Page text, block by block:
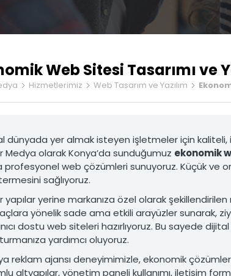
ve Yazılım
Sitesi Tasarımı ve Yazılım
Web Sitesi Tasarımı ve Yazılım
ve Hosting Hizmetleri
Paneli Entegrasyonu
Kodlama
Hizmetleri
VE YAZıLıM
Prodüksiyon
• Ürün Fotoğrafçılığı
• Fuar ve Etkinlik
• Drone ile Hava
• Stüdyo Çekimleri
• Kurgu ve Montaj
Ürün Fotoğrafçılığı
Stand Tasarımı
Web Sitesi Tasarımı ve
Hizmetlerimiz Web Tasarım ve Yazılım
dünyada yer almak isteyen işletmeler için
Medya olarak Konya’da sunduğumuz ekonomik
profesyonel web çözümleri sunuyoruz. Küçük ve
sağlıyoruz.
yapılar yerine markanıza özel olarak
yönelik sade ama etkili arayüzler sunarak,
dostu web siteleri hazırlıyoruz. Bu sayede
yardımcı oluyoruz.
reklam ajansı deneyimimizle, ekonomik
altyapılar, yönetim paneli kullanımı, iletişim